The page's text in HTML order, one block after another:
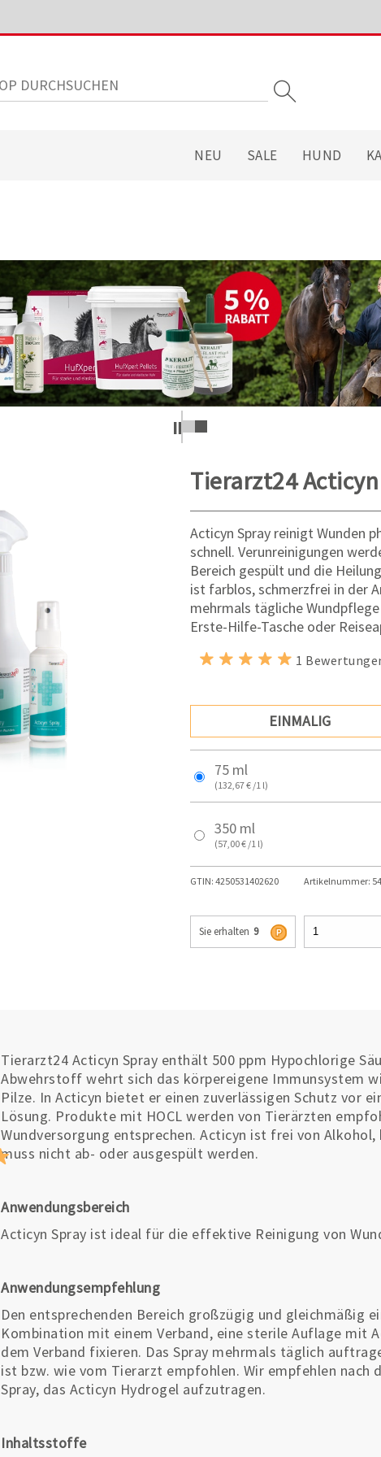
NEU SALE HUND
Tierarzt24
Acticyn Spray reinigt Wunden
schnell. Verunreinigungen
Bereich gespült und die
ist farblos, schmerzfrei in der
mehrmals tägliche
Erste-Hilfe-Tasche oder
1
EINMALIG
75 ml
(132,67 € /1 l)
350 ml
(57,00 € /1 l)
GTIN: 4250531402620 Artikelnummer:
Sie erhalten 9
Tierarzt24 Acticyn Spray enthält 500 ppm Hypochlorige
Abwehrstoff wehrt sich das körpereigene Immunsystem
Pilze. In Acticyn bietet er einen zuverlässigen Schutz vor
Lösung. Produkte mit HOCL werden von Tierärzten
Wundversorgung entsprechen. Acticyn ist frei von
muss nicht ab- oder ausgespült werden.
Anwendungsbereich
Acticyn Spray ist ideal für die effektive Reinigung von
Anwendungsempfehlung
Den entsprechenden Bereich großzügig und gleichmäßig
Kombination mit einem Verband, eine sterile Auflage mit
dem Verband fixieren. Das Spray mehrmals täglich
ist bzw. wie vom Tierarzt empfohlen. Wir empfehlen nach
Spray, das Acticyn Hydrogel aufzutragen.
Inhaltsstoffe